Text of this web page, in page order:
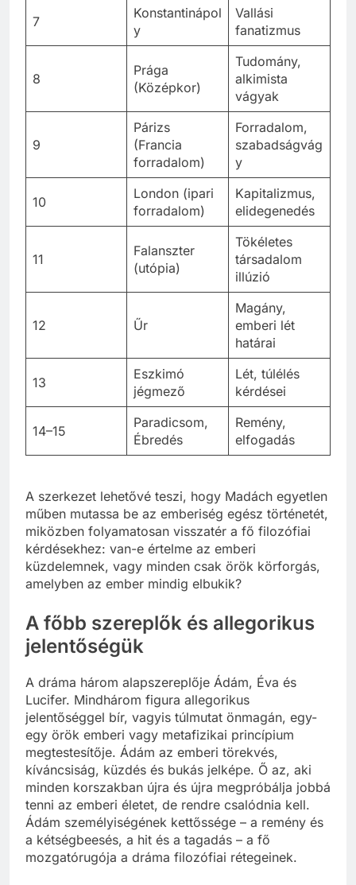
7
Konstantinápol
y
Vallási
fanatizmus
8
Prága
(Középkor)
Tudomány,
alkimista
vágyak
9
Párizs
(Francia
forradalom)
Forradalom,
szabadságvág
y
10
London (ipari
forradalom)
Kapitalizmus,
elidegenedés
11
Falanszter
(utópia)
Tökéletes
társadalom
illúzió
12 Űr
Magány,
emberi lét
határai
13
Eszkimó
jégmező
Lét, túlélés
kérdései
14–15
Paradicsom,
Ébredés
Remény,
elfogadás
A szerkezet lehetővé teszi, hogy Madách egyetlen
műben mutassa be az emberiség egész történetét,
miközben folyamatosan visszatér a fő filozófiai
kérdésekhez: van-e értelme az emberi
küzdelemnek, vagy minden csak örök körforgás,
amelyben az ember mindig elbukik?
A főbb szereplők és allegorikus
jelentőségük
A dráma három alapszereplője Ádám, Éva és
Lucifer. Mindhárom figura allegorikus
jelentőséggel bír, vagyis túlmutat önmagán, egy-
egy örök emberi vagy metafizikai princípium
megtestesítője. Ádám az emberi törekvés,
kíváncsiság, küzdés és bukás jelképe. Ő az, aki
minden korszakban újra és újra megpróbálja jobbá
tenni az emberi életet, de rendre csalódnia kell.
Ádám személyiségének kettőssége – a remény és
a kétségbeesés, a hit és a tagadás – a fő
mozgatórugója a dráma filozófiai rétegeinek.